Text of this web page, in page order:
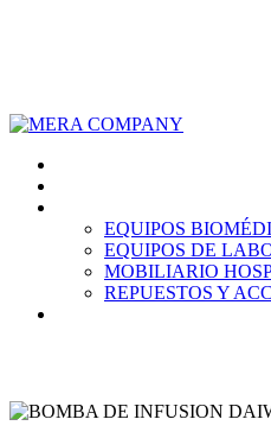
EQUIPOS
EQUIPOS DE
MOBILIARIO
REPUESTOS Y